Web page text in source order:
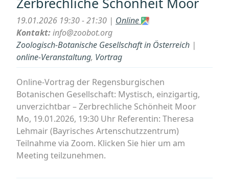
19.01.2026 19:30 - 21:30 | Online
Kontakt:info@zoobot.org
Zoologisch-Botanische Gesellschaft in Österreich |
online-Veranstaltung, Vortrag
Online-Vortrag der Regensburgischen
Botanischen Gesellschaft: Mystisch, einzigartig,
unverzichtbar – Zerbrechliche Schönheit Moor
Mo, 19.01.2026, 19:30 Uhr Referentin: Theresa
Lehmair (Bayrisches Artenschutzzentrum)
Teilnahme via Zoom. Klicken Sie hier um am
Meeting teilzunehmen.